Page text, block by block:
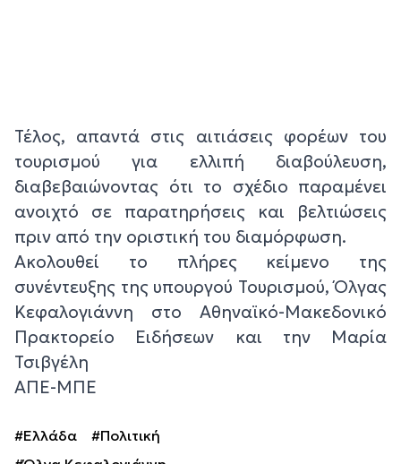
Τέλος, απαντά στις αιτιάσεις φορέων του
τουρισμού για ελλιπή διαβούλευση,
διαβεβαιώνοντας ότι το σχέδιο παραμένει
ανοιχτό σε παρατηρήσεις και βελτιώσεις
πριν από την οριστική του διαμόρφωση.
Ακολουθεί το πλήρες κείμενο της
συνέντευξης της υπουργού Τουρισμού, Όλγας
Κεφαλογιάννη στο Αθηναϊκό-Μακεδονικό
Πρακτορείο Ειδήσεων και την Μαρία
Τσιβγέλη
ΑΠΕ-ΜΠΕ
#Ελλάδα
#Πολιτική